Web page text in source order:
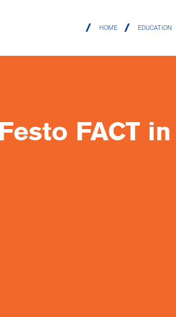
HOME EDUCATION
FACT